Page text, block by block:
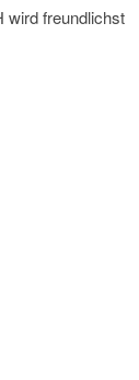
wird freundlichst